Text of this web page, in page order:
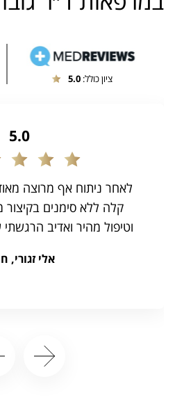
ציון כולל: 5.0
5.0
לאחר ניתוח אף מרוצה
קלה ללא סימנים בקיצור
וטיפול מהיר ואדיב
אלי זגורי,